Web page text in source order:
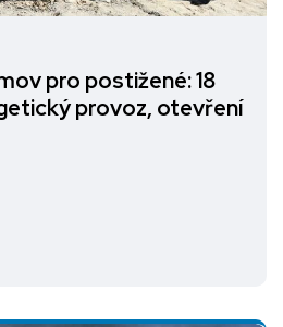
pro postižené: 18
provoz, otevření